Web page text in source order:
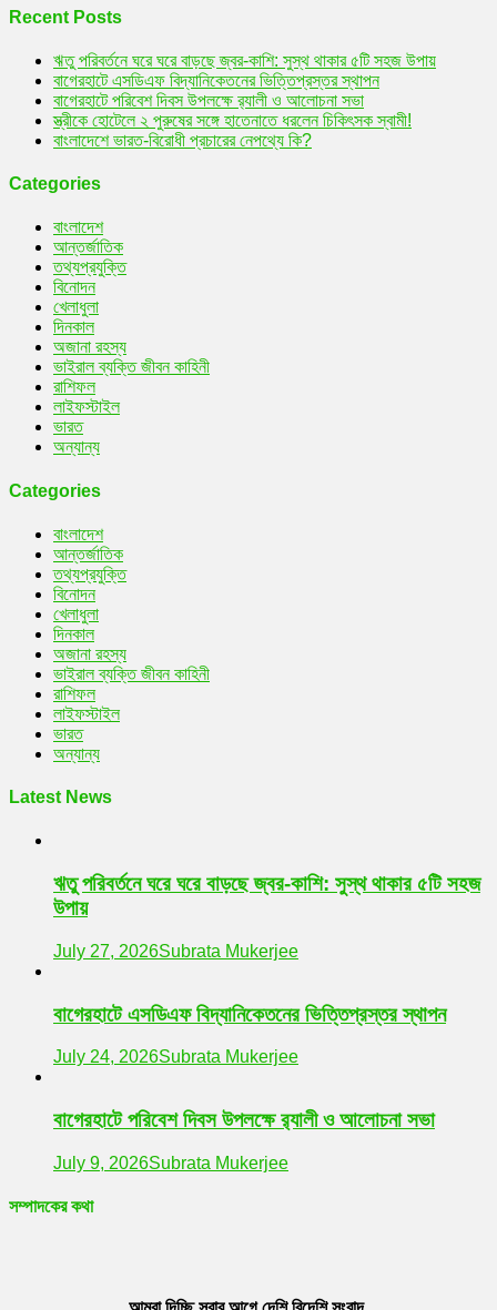
Recent Posts
ঋতু পরিবর্তনে ঘরে ঘরে বাড়ছে জ্বর-কাশি: সুস্থ থাকার ৫টি সহজ উপায়
বাগেরহাটে এসডিএফ বিদ্যানিকেতনের ভিত্তিপ্রস্তর স্থাপন
বাগেরহাটে পরিবেশ দিবস উপলক্ষে র‌্যালী ও আলোচনা সভা
স্ত্রীকে হোটেলে ২ পুরুষের সঙ্গে হাতেনাতে ধরলেন চিকিৎসক স্বামী!
বাংলাদেশে ভারত-বিরোধী প্রচারের নেপথ্যে কি?
Categories
বাংলাদেশ
আন্তর্জাতিক
তথ্যপ্রযুক্তি
বিনোদন
খেলাধুলা
দিনকাল
অজানা রহস্য
ভাইরাল ব্যক্তি জীবন কাহিনী
রাশিফল
লাইফস্টাইল
ভারত
অন্যান্য
Categories
বাংলাদেশ
আন্তর্জাতিক
তথ্যপ্রযুক্তি
বিনোদন
খেলাধুলা
দিনকাল
অজানা রহস্য
ভাইরাল ব্যক্তি জীবন কাহিনী
রাশিফল
লাইফস্টাইল
ভারত
অন্যান্য
Latest News
ঋতু পরিবর্তনে ঘরে ঘরে বাড়ছে জ্বর-কাশি: সুস্থ থাকার ৫টি সহজ
উপায়
July 27, 2026Subrata Mukerjee
বাগেরহাটে এসডিএফ বিদ্যানিকেতনের ভিত্তিপ্রস্তর স্থাপন
July 24, 2026Subrata Mukerjee
বাগেরহাটে পরিবেশ দিবস উপলক্ষে র‌্যালী ও আলোচনা সভা
July 9, 2026Subrata Mukerjee
সম্পাদকের কথা